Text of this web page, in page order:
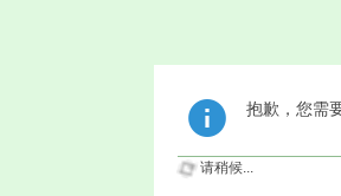
抱歉，您需
请稍候...